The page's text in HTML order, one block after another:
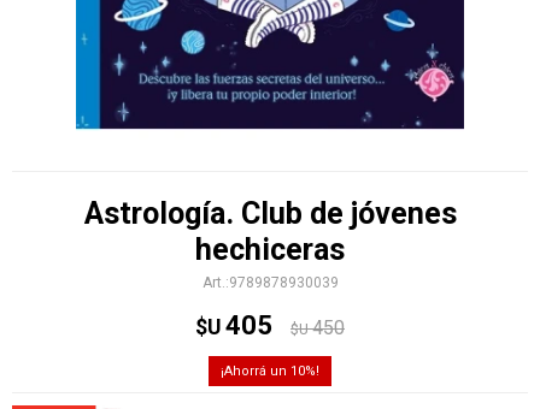
Astrología. Club de jóvenes
hechiceras
9789878930039
$U 405 $U 450
10